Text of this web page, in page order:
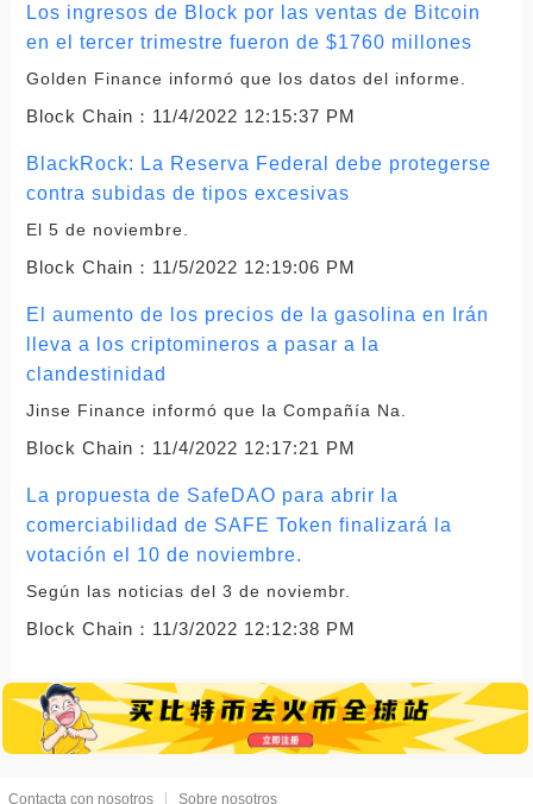
Los ingresos de Block por las ventas de Bitcoin
en el tercer trimestre fueron de $1760 millones
Golden Finance informó que los datos del informe.
Block Chain： 11/4/2022 12:15:37 PM
BlackRock: La Reserva Federal debe protegerse
contra subidas de tipos excesivas
El 5 de noviembre.
Block Chain： 11/5/2022 12:19:06 PM
El aumento de los precios de la gasolina en Irán
lleva a los criptomineros a pasar a la
clandestinidad
Jinse Finance informó que la Compañía Na.
Block Chain： 11/4/2022 12:17:21 PM
La propuesta de SafeDAO para abrir la
comerciabilidad de SAFE Token finalizará la
votación el 10 de noviembre.
Según las noticias del 3 de noviembr.
Block Chain： 11/3/2022 12:12:38 PM
Contacta con nosotros Sobre nosotros